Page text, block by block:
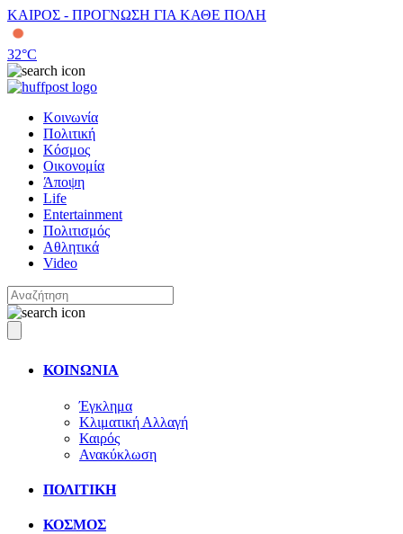
ΚΑΙΡΟΣ - ΠΡΟΓΝΩΣΗ ΓΙΑ ΚΑΘΕ ΠΟΛΗ
32°C
Κοινωνία
Πολιτική
Κόσμος
Οικονομία
Άποψη
Life
Entertainment
Πολιτισμός
Αθλητικά
Video
ΚΟΙΝΩΝΙΑ
Έγκλημα
Κλιματική Αλλαγή
Καιρός
Ανακύκλωση
ΠΟΛΙΤΙΚΗ
ΚΟΣΜΟΣ